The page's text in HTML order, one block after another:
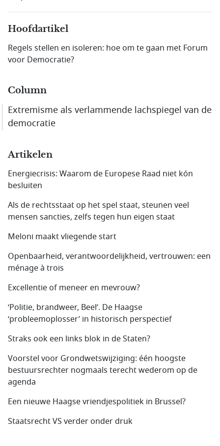
Hoofdartikel
Regels stellen en isoleren: hoe om te gaan met Forum
voor Democratie?
Column
Extremisme als verlammende lachspiegel van de
democratie
Artikelen
Energiecrisis: Waarom de Europese Raad niet kón
besluiten
Als de rechtsstaat op het spel staat, steunen veel
mensen sancties, zelfs tegen hun eigen staat
Meloni maakt vliegende start
Openbaarheid, verantwoordelijkheid, vertrouwen: een
ménage à trois
Excellentie of meneer en mevrouw?
‘Politie, brandweer, Beel’. De Haagse
‘probleemoplosser’ in historisch perspectief
Straks ook een links blok in de Staten?
Voorstel voor Grondwetswijziging: één hoogste
bestuursrechter nogmaals terecht wederom op de
agenda
Een nieuwe Haagse vriendjespolitiek in Brussel?
Staatsrecht VS verder onder druk